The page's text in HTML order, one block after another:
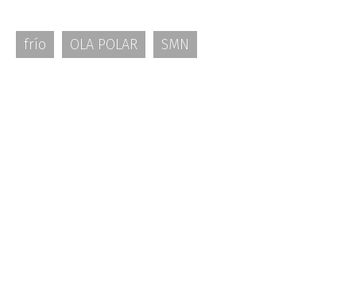
frío OLA POLAR SMN